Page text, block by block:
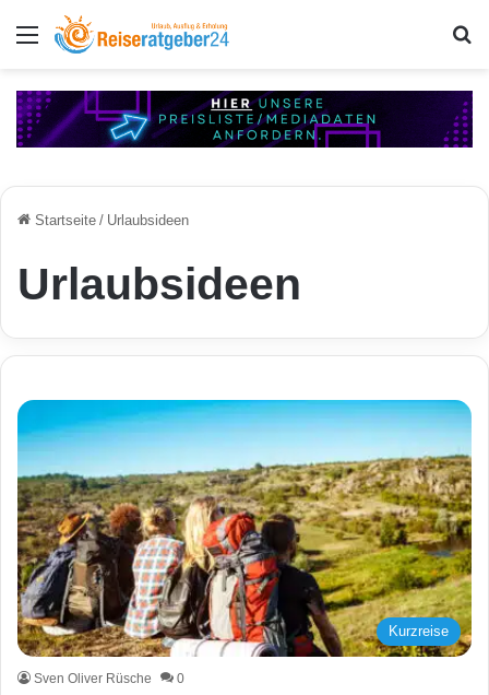
Menü
Startseite / Urlaubsideen
Urlaubsideen
Kurzreise
Sven Oliver Rüsche 0